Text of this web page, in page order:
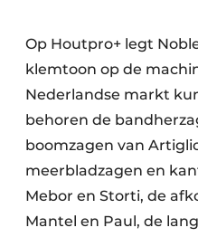
Op Houtpro+ legt
klemtoon op de
Nederlandse markt
behoren de
boomzagen van
meerbladzagen en
Mebor en Storti, de
Mantel en Paul, de